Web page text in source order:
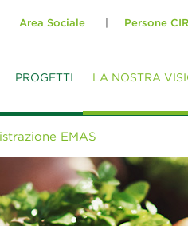
Area Sociale Persone
PROGETTI LA NOSTRA
EMAS